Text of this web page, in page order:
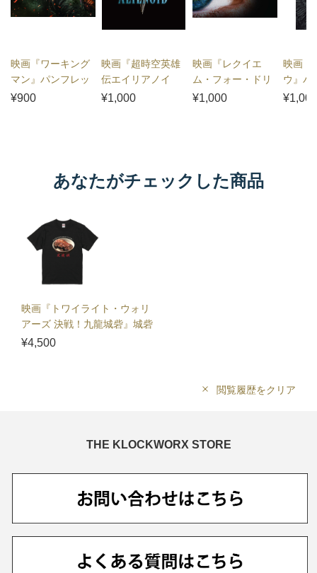
映画『ワーキング
マン』パンフレッ
ト
¥900
映画『超時空英雄
伝エイリアノイ
ド』パンフレット
¥1,000
映画『レクイエ
ム・フォー・ドリ
ーム 4Kリマスタ
¥1,000
映画『
ウ』パ
あなたがチェックした商品
映画『トワイライト・ウォリ
アーズ 決戦！九龍城砦』城砦
名物の叉焼飯は食ったか？T
¥4,500
閲覧履歴をクリア
THE KLOCKWORX STORE